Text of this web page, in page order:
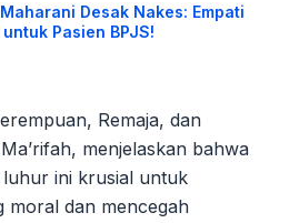
Desak Nakes: Empati
Pasien BPJS!
Remaja, dan
menjelaskan bahwa
ini krusial untuk
moral dan mencegah